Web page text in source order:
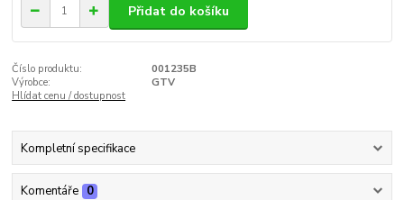
Přidat do košíku
Číslo produktu:
001235B
Výrobce:
GTV
Hlídat cenu / dostupnost
Kompletní specifikace
Komentáře 0